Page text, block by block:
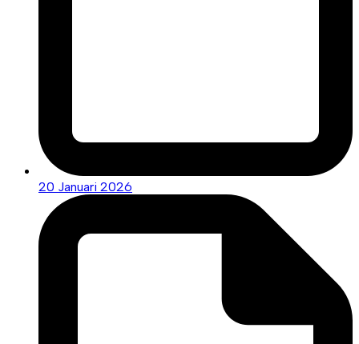
20 Januari 2026